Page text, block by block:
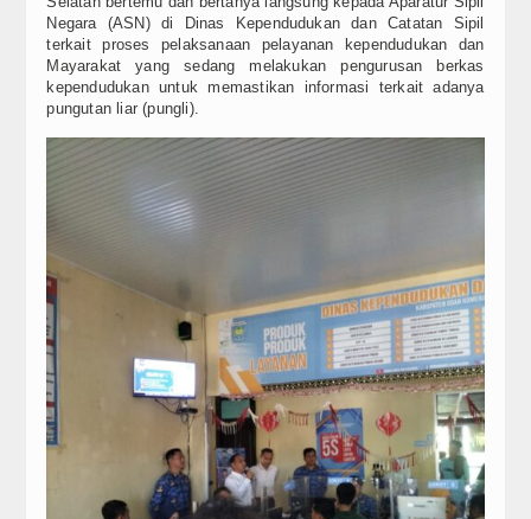
Negara (ASN) di Dinas Kependudukan dan Catatan Sipil
terkait proses pelaksanaan pelayanan kependudukan dan
Mayarakat yang sedang melakukan pengurusan berkas
kependudukan untuk memastikan informasi terkait adanya
pungutan liar (pungli).